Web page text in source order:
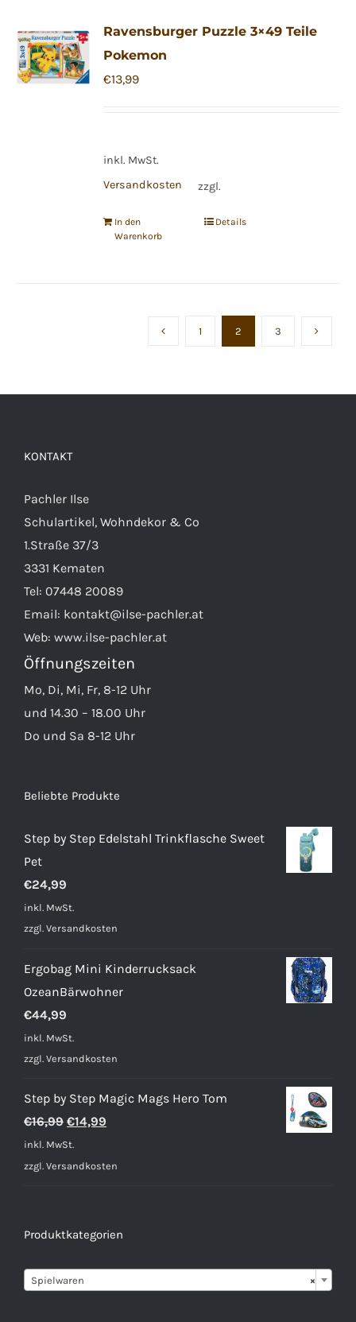
Ravensburger Puzzle 3×49 Teile
Pokemon
€13,99
inkl. MwSt.
zzgl.
Versandkosten
In den
Warenkorb
Details
1 2 3
KONTAKT
Pachler Ilse
Schulartikel, Wohndekor & Co
1.Straße 37/3
3331 Kematen
Tel: 07448 20089
Email: kontakt@ilse-pachler.at
Web: www.ilse-pachler.at
Öffnungszeiten
Mo, Di, Mi, Fr, 8-12 Uhr
und 14.30 – 18.00 Uhr
Do und Sa 8-12 Uhr
Beliebte Produkte
Step by Step Edelstahl Trinkflasche Sweet
Pet
€24,99
inkl. MwSt.
zzgl. Versandkosten
Ergobag Mini Kinderrucksack
OzeanBärwohner
€44,99
inkl. MwSt.
zzgl. Versandkosten
Step by Step Magic Mags Hero Tom
€16,99 Ursprünglicher
Preis
war:
€14,99
ist:
inkl. MwSt.
zzgl. Versandkosten
Produktkategorien
×
Spielwaren